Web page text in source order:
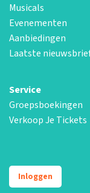
Musicals
Evenementen
Aanbiedingen
Laatste
Service
Groepsboekingen
Verkoop Je Tickets
Inloggen